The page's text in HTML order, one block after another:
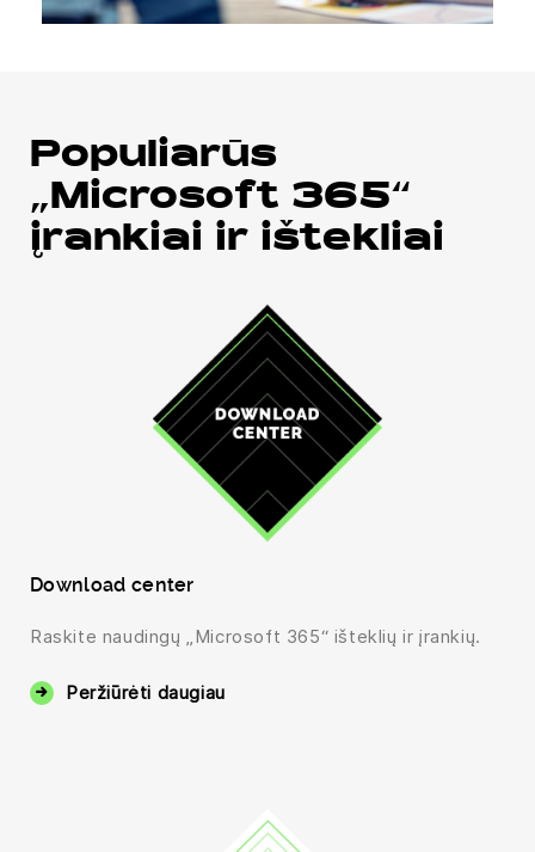
Populiarūs
„Microsoft 365“
įrankiai ir ištekliai
Download center
Raskite naudingų „Microsoft 365“ išteklių ir įrankių.
Peržiūrėti daugiau